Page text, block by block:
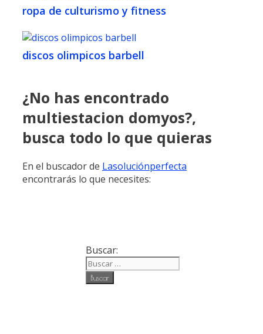
ropa de culturismo y fitness
discos olimpicos barbell
¿No has encontrado
multiestacion domyos?,
busca todo lo que quieras
En el buscador de Lasoluciónperfecta
encontrarás lo que necesites:
Buscar: